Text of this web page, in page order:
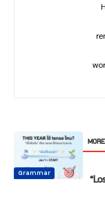
RELATED ARTICLES
Common
Mistake
Common
Mistake
Common
Mistake
Conversation
Grammar
Grammar